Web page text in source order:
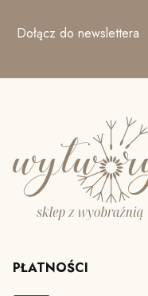
Dołącz do newslettera
PŁATNOŚCI